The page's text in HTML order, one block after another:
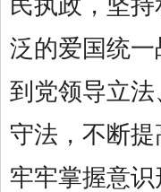
民执政，坚
泛的爱国统
到党领导立
守法，不断
牢牢掌握意